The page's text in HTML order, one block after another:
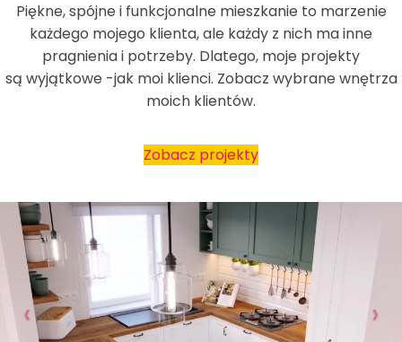
Piękne, spójne i funkcjonalne mieszkanie to marzenie
każdego mojego klienta, ale każdy z nich ma inne
pragnienia i potrzeby. Dlatego, moje projekty
są wyjątkowe -jak moi klienci. Zobacz wybrane wnętrza
moich klientów.
Zobacz projekty